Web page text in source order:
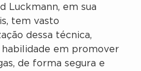
Luckmann, em sua
tem vasto
dessa técnica,
em promover
de forma segura e